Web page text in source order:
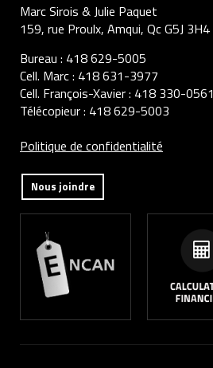
Marc Sirois & Julie Paquet
159, rue Proulx, Amqui, Qc G5J 3H4
Bureau : 418 629-5005
Cell. Marc : 418 631-3977
Cell. François-Xavier : 418 330-0561
Télécopieur : 418 629-5003
Politique de confidentialité
Nous joindre